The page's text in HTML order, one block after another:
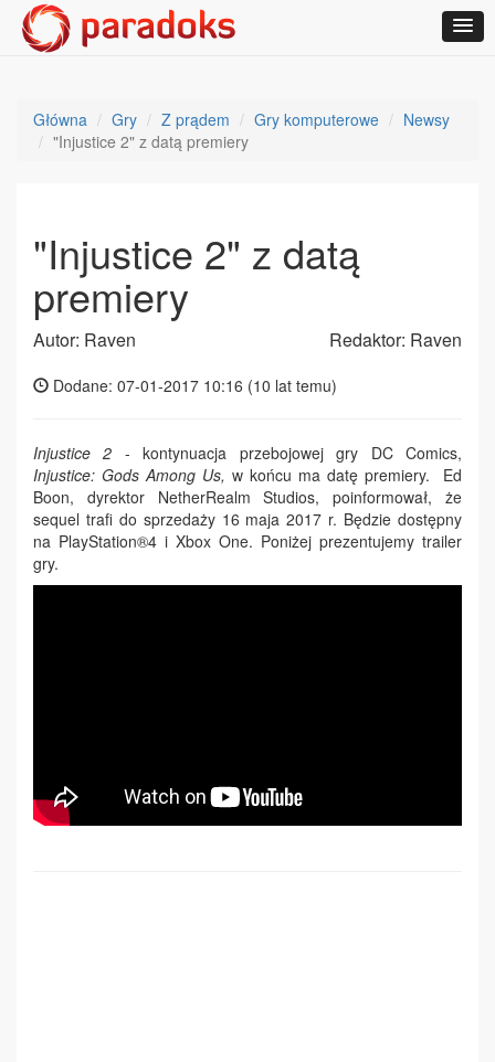
Główna Gry Z prądem Gry komputerowe
Newsy
"Injustice 2" z datą premiery
"Injustice 2" z datą
premiery
Autor: Raven Redaktor: Raven
Dodane: 07-01-2017 10:16 (10 lat temu)
Injustice 2 - kontynuacja przebojowej gry DC Comics,
Injustice: Gods Among Us, w końcu ma datę premiery. Ed
Boon, dyrektor NetherRealm Studios, poinformował, że
sequel trafi do sprzedaży 16 maja 2017 r. Będzie dostępny
na PlayStation®4 i Xbox One. Poniżej prezentujemy trailer
gry.